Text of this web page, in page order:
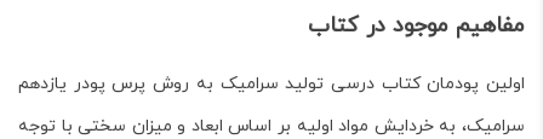
مفاهیم موجود در کتاب
اولین پودمان کتاب درسی تولید سرامیک به روش پرس پودر یازدهم
سرامیک، به خردایش مواد اولیه بر اساس ابعاد و میزان سختی با توجه